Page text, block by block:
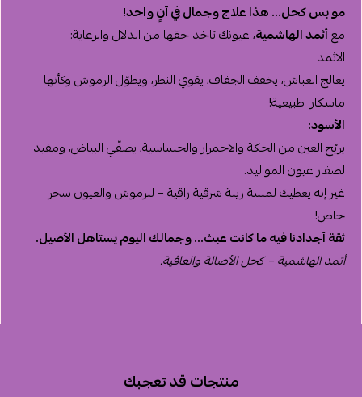
مو بس كحل... هذا علاج وجمال في آنٍ واحد!
معأثمد الهاشمية، عيونك تاخذ حقها من الدلال والرعاية:
الاثمد
يعالج الغباش، يخفف الجفاف، يقوي النظر، ويطوّل الرموش وكأنها
ماسكارا طبيعية!
الأسود:
يريّح العين من الحكة والاحمرار والحساسية، يصفّي البياض، ومفيد
لصفار عيون المواليد.
غير إنه يعطيك لمسة زينة شرقية راقية – للرموش والعيون سحر
خاص!
ثقة أجدادنا فيه ما كانت عبث... وجمالك اليوم يستاهل الأصيل.
أثمد الهاشمية – كحل الأصالة والعافية.
منتجات قد تعجبك